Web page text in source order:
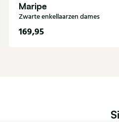
Maripe
Zwarte enkellaarzen dames
169,95